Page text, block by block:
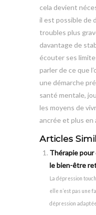
cela devient
il est possible de
troubles plus
davantage de
écouter ses
parler de ce que
une démarche
santé mentale,
les moyens de
ancrée et plus en
Articles
Thérapie pour
le bien-être
La dépression
elle n’est pas une
dépression adaptée,